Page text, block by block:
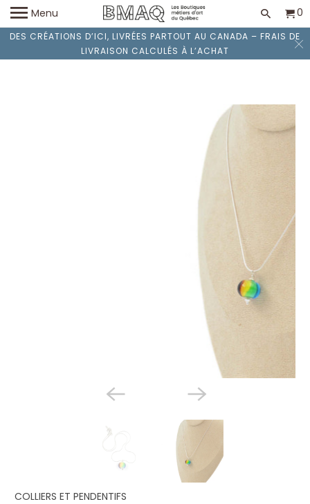
DES CRÉATIONS D’ICI, LIVRÉES PARTOUT AU CANADA – FRAIS DE
LIVRAISON CALCULÉS À L’ACHAT
Menu 0
COLLIERS ET PENDENTIFS